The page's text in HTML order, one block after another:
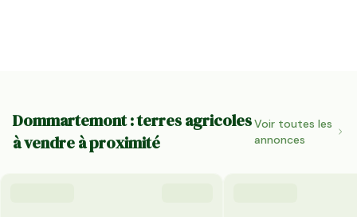
Dommartemont : terres agricoles
à vendre à proximité
Voir toutes les
annonces